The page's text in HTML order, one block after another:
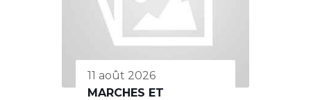
11 août 2026
MARCHES ET